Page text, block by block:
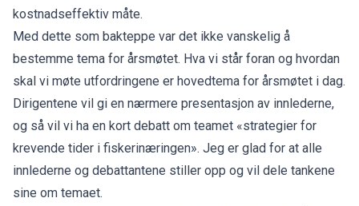
kostnadseffektiv måte.
Med dette som bakteppe var det ikke vanskelig å
bestemme tema for årsmøtet. Hva vi står foran og hvordan
skal vi møte utfordringene er hovedtema for årsmøtet i dag.
Dirigentene vil gi en nærmere presentasjon av innlederne,
og så vil vi ha en kort debatt om teamet «strategier for
krevende tider i fiskerinæringen». Jeg er glad for at alle
innlederne og debattantene stiller opp og vil dele tankene
sine om temaet.